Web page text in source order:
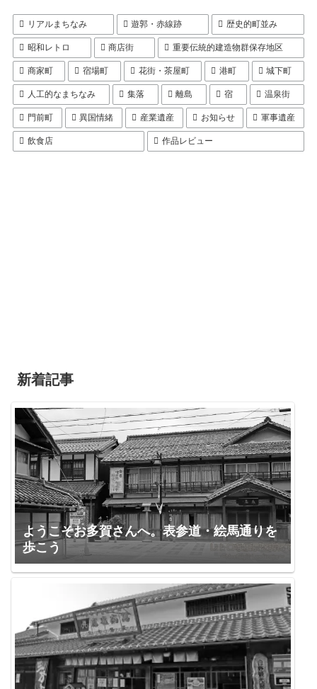
リアルまちなみ 遊郭・赤線跡 歴史的町並み
昭和レトロ 商店街 重要伝統的建造物群保存地区
商家町 宿場町 花街・茶屋町 港町 城下町
人工的なまちなみ 集落 離島 宿 温泉街
門前町 異国情緒 産業遺産 お知らせ 軍事遺産
飲食店 作品レビュー
新着記事
ようこそお多賀さんへ。表参道・絵馬通りを
歩こう